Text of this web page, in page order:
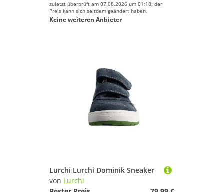
zuletzt überprüft am 07.08.2026 um 01:18; der
Preis kann sich seitdem geändert haben.
Keine weiteren Anbieter
Lurchi Lurchi Dominik Sneaker
von Lurchi